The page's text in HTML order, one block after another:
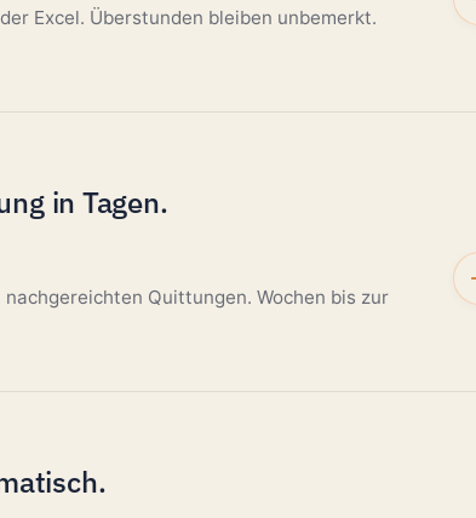
Excel. Überstunden bleiben unbemerkt.
in Tagen.
Quittungen. Wochen bis zur